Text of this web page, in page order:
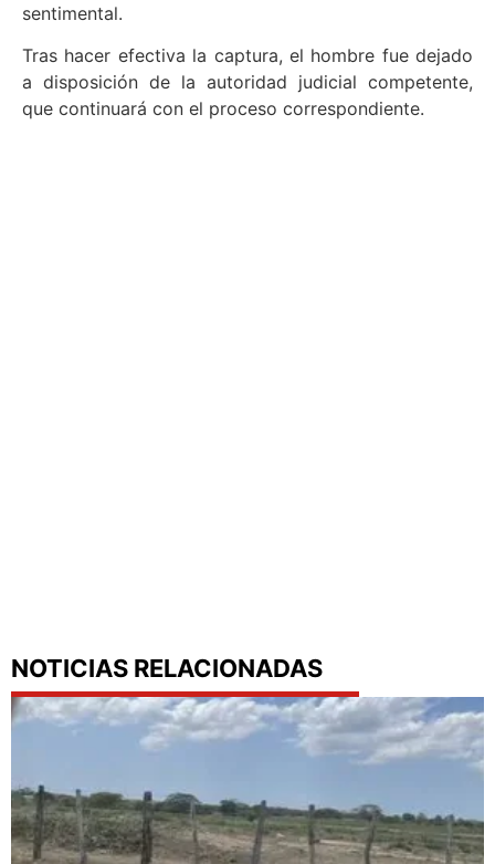
sentimental.
Tras hacer efectiva la captura, el hombre fue dejado
a disposición de la autoridad judicial competente,
que continuará con el proceso correspondiente.
NOTICIAS RELACIONADAS